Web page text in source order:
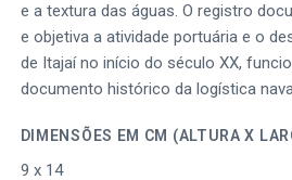
e a textura das águas. O registro
e objetiva a atividade portuária e o
de Itajaí no início do século XX,
documento histórico da logística
DIMENSÕES EM CM (ALTURA X
9 x 14